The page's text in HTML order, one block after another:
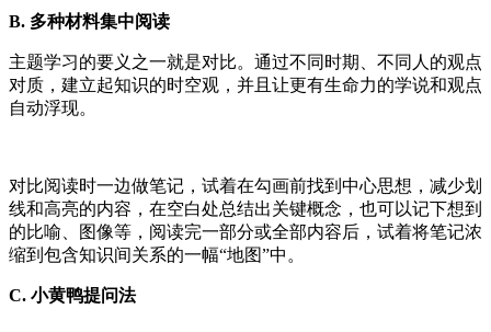
B. 多种材料集中阅读
主题学习的要义之一就是对比。通过不同时期、不同人的观点
对质，建立起知识的时空观，并且让更有生命力的学说和观点
自动浮现。
对比阅读时一边做笔记，试着在勾画前找到中心思想，减少划
线和高亮的内容，在空白处总结出关键概念，也可以记下想到
的比喻、图像等，阅读完一部分或全部内容后，试着将笔记浓
缩到包含知识间关系的一幅“地图”中。
C. 小黄鸭提问法